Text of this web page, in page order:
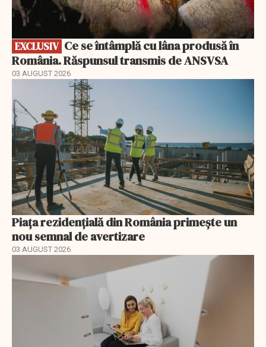
EXCLUSIV
România. Răspunsul transmis de ANSVSA
03 AUGUST 2026
Piața rezidențială din România primește un
nou semnal de avertizare
03 AUGUST 2026